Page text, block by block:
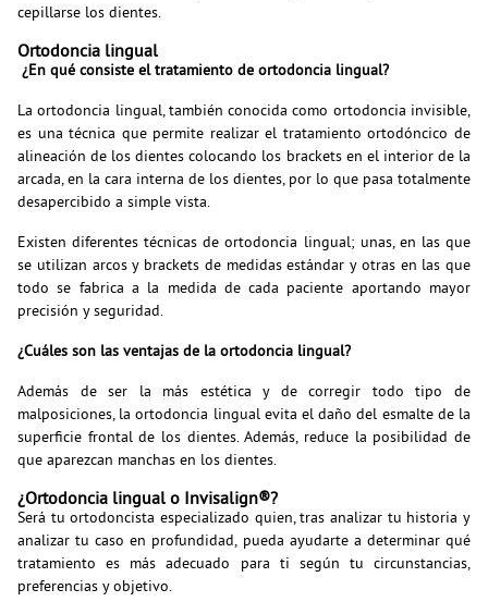
cepillarse los dientes.
Ortodoncia lingual
¿En qué consiste el tratamiento de ortodoncia lingual?
La ortodoncia lingual, también conocida como ortodoncia invisible,
es una técnica que permite realizar el tratamiento ortodóncico de
alineación de los dientes colocando los brackets en el interior de la
arcada, en la cara interna de los dientes, por lo que pasa totalmente
desapercibido a simple vista.
Existen diferentes técnicas de ortodoncia lingual; unas, en las que
se utilizan arcos y brackets de medidas estándar y otras en las que
todo se fabrica a la medida de cada paciente aportando mayor
precisión y seguridad.
¿Cuáles son las ventajas de la ortodoncia lingual?
Además de ser la más estética y de corregir todo tipo de
malposiciones, la ortodoncia lingual evita el daño del esmalte de la
superficie frontal de los dientes. Además, reduce la posibilidad de
que aparezcan manchas en los dientes.
¿Ortodoncia lingual o Invisalign®?
Será tu ortodoncista especializado quien, tras analizar tu historia y
analizar tu caso en profundidad, pueda ayudarte a determinar qué
tratamiento es más adecuado para ti según tu circunstancias,
preferencias y objetivo.